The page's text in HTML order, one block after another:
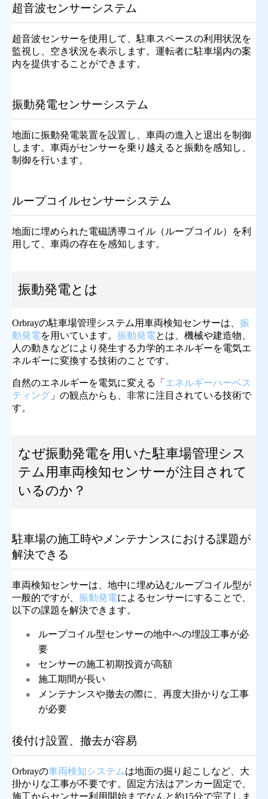
超音波センサーシステム
超音波センサーを使用して、駐車スペースの利用状況を
監視し、空き状況を表示します。運転者に駐車場内の案
内を提供することができます。
振動発電センサーシステム
地面に振動発電装置を設置し、車両の進入と退出を制御
します。車両がセンサーを乗り越えると振動を感知し、
制御を行います。
ループコイルセンサーシステム
地面に埋められた電磁誘導コイル（ループコイル）を利
用して、車両の存在を感知します。
振動発電とは
Orbrayの駐車場管理システム用車両検知センサーは、 振
動発電を用いています。 振動発電とは、機械や建造物、
人の動きなどにより発生する力学的エネルギーを電気エ
ネルギーに変換する技術のことです。
自然のエネルギーを電気に変える「 エネルギーハーベス
ティング 」の観点からも、非常に注目されている技術で
す。
なぜ振動発電を用いた駐車場管理シス
テム用車両検知センサーが注目されて
いるのか？
駐車場の施工時やメンテナンスにおける課題が
解決できる
車両検知センサーは、地中に埋め込むループコイル型が
一般的ですが、 振動発電によるセンサーにすることで、
以下の課題を解決できます。
ループコイル型センサーの地中への埋設工事が必
要
センサーの施工初期投資が高額
施工期間が長い
メンテナンスや撤去の際に、再度大掛かりな工事
が必要
後付け設置、撤去が容易
Orbrayの車両検知システムは地面の掘り起こしなど、大
掛かりな工事が不要です。固定方法はアンカー固定で、
施工からセンサー利用開始までなんと約15分で完了しま